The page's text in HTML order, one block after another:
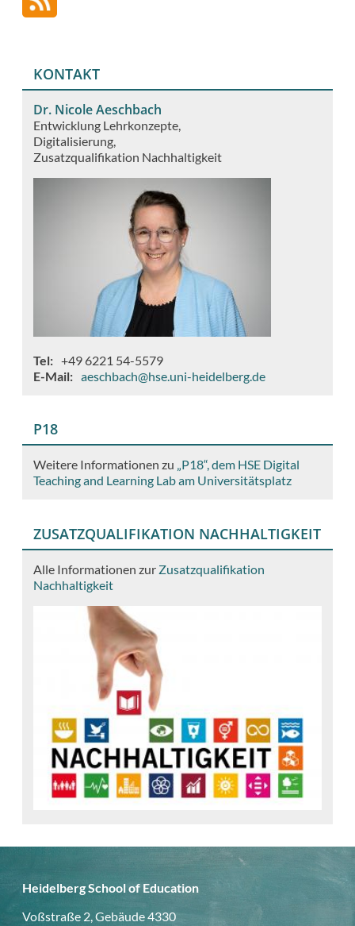
KONTAKT
Dr. Nicole Aeschbach
Entwicklung Lehrkonzepte
Digitalisierung
Zusatzqualifikation Nachhaltigkeit
Tel
+49 6221 54-5579
E-Mail
aeschbach@hse.uni-heidelberg.de
P18
Weitere Informationen zu „P18“, dem HSE Digital
Teaching and Learning Lab am Universitätsplatz
ZUSATZQUALIFIKATION NACHHALTIGKEIT
Alle Informationen zur Zusatzqualifikation
Nachhaltigkeit
Heidelberg School of Education
Voßstraße 2, Gebäude 4330